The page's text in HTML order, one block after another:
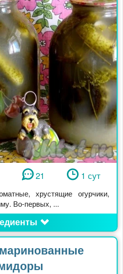
21 1 сут
хрустящие огурчики,
Во-первых, ...